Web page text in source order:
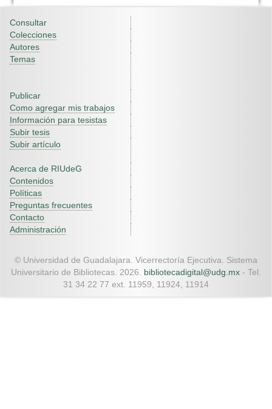
Consultar
Colecciones
Autores
Temas
Publicar
Como agregar mis trabajos
Información para tesistas
Subir tesis
Subir artículo
Acerca de RIUdeG
Contenidos
Políticas
Preguntas frecuentes
Contacto
Administración
© Universidad de Guadalajara. Vicerrectoría Ejecutiva. Sistema
Universitario de Bibliotecas. 2026. bibliotecadigital@udg.mx - Tel.
31 34 22 77 ext. 11959, 11924, 11914